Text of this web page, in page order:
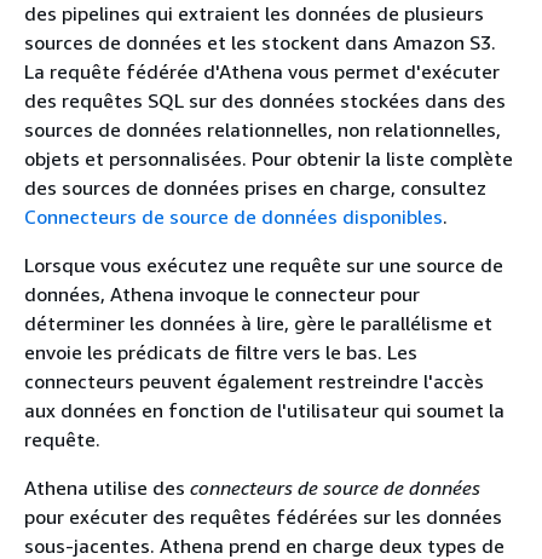
des pipelines qui extraient les données de plusieurs
sources de données et les stockent dans Amazon S3.
La requête fédérée d'Athena vous permet d'exécuter
des requêtes SQL sur des données stockées dans des
sources de données relationnelles, non relationnelles,
objets et personnalisées. Pour obtenir la liste complète
des sources de données prises en charge, consultez
Connecteurs de source de données disponibles.
Lorsque vous exécutez une requête sur une source de
données, Athena invoque le connecteur pour
déterminer les données à lire, gère le parallélisme et
envoie les prédicats de filtre vers le bas. Les
connecteurs peuvent également restreindre l'accès
aux données en fonction de l'utilisateur qui soumet la
requête.
Athena utilise des connecteurs de source de données
pour exécuter des requêtes fédérées sur les données
sous-jacentes. Athena prend en charge deux types de